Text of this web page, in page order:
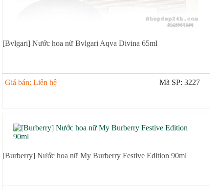
[Bvlgari] Nước hoa nữ Bvlgari Aqva Divina 65ml
Giá bán: Liên hệ Mã SP: 3227
[Burberry] Nước hoa nữ My Burberry Festive Edition 90ml